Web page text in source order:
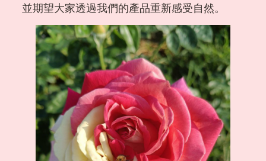
並期望大家透過我們的產品重新感受自然。